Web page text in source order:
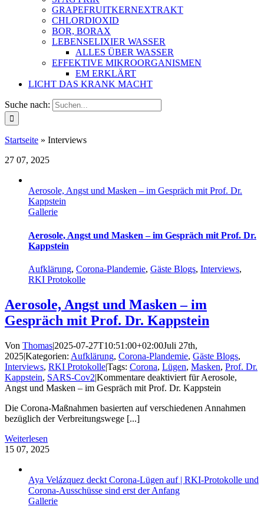
GRAPEFRUITKERNEXTRAKT
CHLORDIOXID
BOR, BORAX
LEBENSELIXIER WASSER
ALLES ÜBER WASSER
EFFEKTIVE MIKROORGANISMEN
EM ERKLÄRT
LICHT DAS KRANK MACHT
Suche nach:
Startseite » Interviews
27 07, 2025
Aerosole, Angst und Masken – im Gespräch mit Prof. Dr.
Kappstein
Gallerie
Aerosole, Angst und Masken – im Gespräch mit Prof. Dr.
Kappstein
Aufklärung, Corona-Plandemie, Gäste Blogs, Interviews,
RKI Protokolle
Aerosole, Angst und Masken – im
Gespräch mit Prof. Dr. Kappstein
Von Thomas|2025-07-27T10:51:00+02:00Juli 27th,
2025|Kategorien: Aufklärung, Corona-Plandemie, Gäste Blogs,
Interviews, RKI Protokolle|Tags: Corona, Lügen, Masken, Prof. Dr.
Kappstein, SARS-Cov2|Kommentare deaktiviert für Aerosole,
Angst und Masken – im Gespräch mit Prof. Dr. Kappstein
Die Corona-Maßnahmen basierten auf verschiedenen Annahmen
bezüglich der Verbreitungswege [...]
Weiterlesen
15 07, 2025
Aya Velázquez deckt Corona-Lügen auf | RKI-Protokolle und
Corona-Ausschüsse sind erst der Anfang
Gallerie